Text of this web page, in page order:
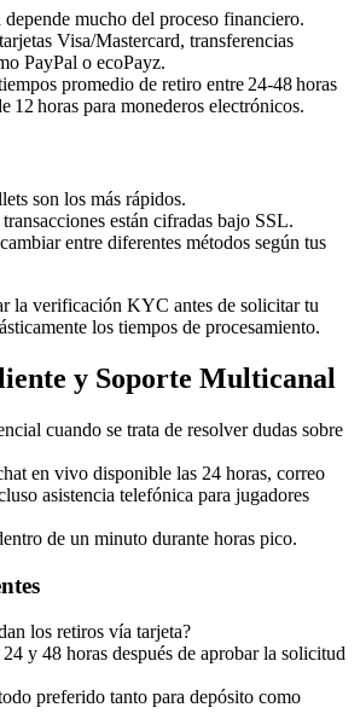
mucho del proceso financiero.
Visa/Mastercard, transferencias
PayPal o ecoPayz.
promedio de retiro entre 24‑48 horas
12 horas para monederos electrónicos.
son los más rápidos.
están cifradas bajo SSL.
entre diferentes métodos según tus
la verificación KYC antes de solicitar tu
los tiempos de procesamiento.
y Soporte Multicanal
cuando se trata de resolver dudas sobre
en vivo disponible las 24 horas, correo
asistencia telefónica para jugadores
de un minuto durante horas pico.
los retiros vía tarjeta?
y 48 horas después de aprobar la solicitud
preferido tanto para depósito como